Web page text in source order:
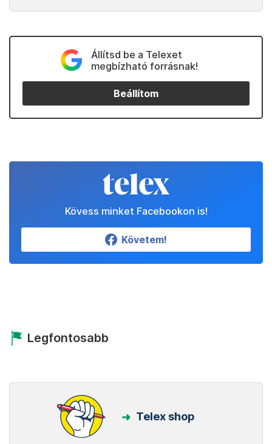
Állítsd be a Telexet
megbízható forrásnak!
Beállítom
Kövess minket Facebookon is!
Követem!
Legfontosabb
Telex shop